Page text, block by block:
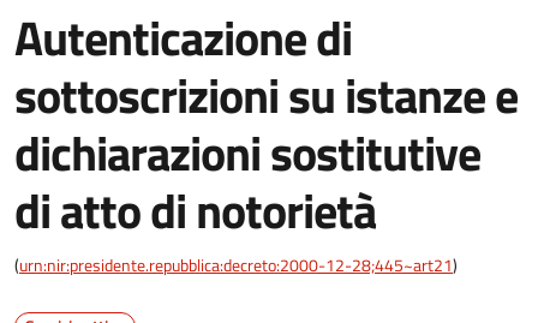
Autenticazione di
sottoscrizioni su istanze e
dichiarazioni sostitutive
di atto di notorietà
(urn:nir:presidente.repubblica:decreto:2000-12-28;445~art21)